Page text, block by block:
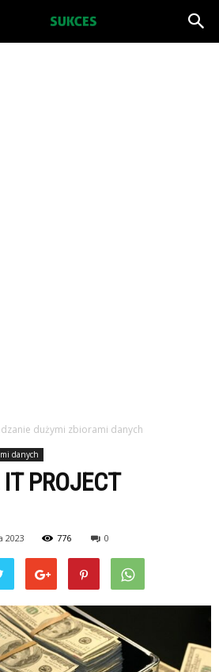
dużymi zbiorami danych
danych
PROJECT
2023 776 0